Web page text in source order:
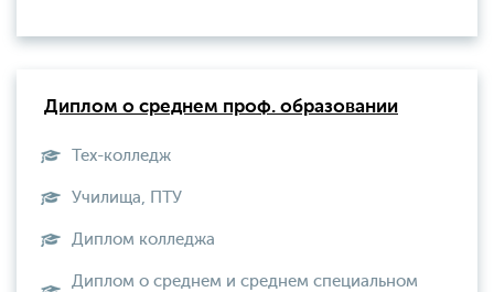
Диплом о среднем проф. образовании
Тех-колледж
Училища, ПТУ
Диплом колледжа
Диплом о среднем и среднем специальном